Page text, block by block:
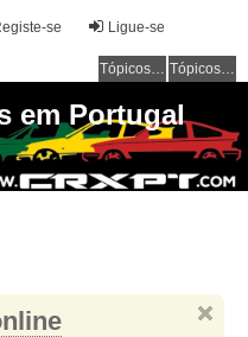
Ligue-se
se
Tópicos sem resposta Tópicos ativos
em Portugal